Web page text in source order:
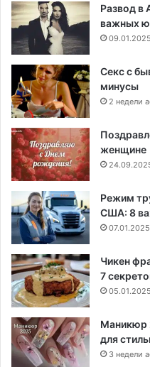
Развод в
важных
09.01.2025
Секс с
минусы
2 недели
женщине
Режим
США: 8
07.01.2025
Чикен
7
05.01.2025
Маникюр
для
3 недели